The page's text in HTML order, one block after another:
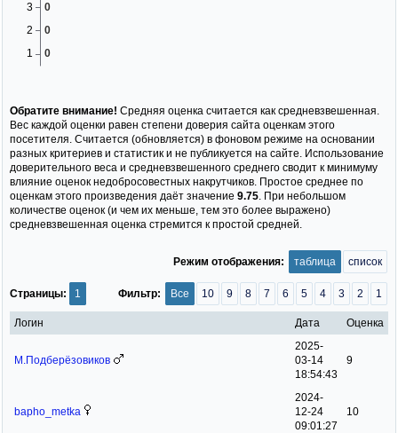
Обратите внимание! Средняя оценка считается как средневзвешенная.
Вес каждой оценки равен степени доверия сайта оценкам этого
посетителя. Считается (обновляется) в фоновом режиме на основании
разных критериев и статистик и не публикуется на сайте. Использование
доверительного веса и средневзвешенного среднего сводит к минимуму
влияние оценок недобросовестных накрутчиков. Простое среднее по
оценкам этого произведения даёт значение 9.75 . При небольшом
количестве оценок (и чем их меньше, тем это более выражено)
средневзвешенная оценка стремится к простой средней.
Режим отображения: таблица список
Все 10 9 8 7 6 5 4 3 2 1
Фильтр:
Страницы: 1
Логин Дата Оценка
М.Подберёзовиков
2025-
03-14
18:54:43
9
bapho_metka
2024-
12-24
09:01:27
10